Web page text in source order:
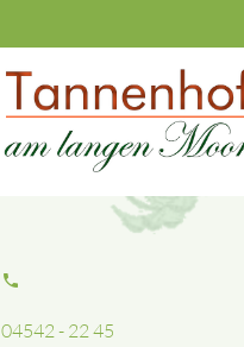
phone
04542 - 22 45